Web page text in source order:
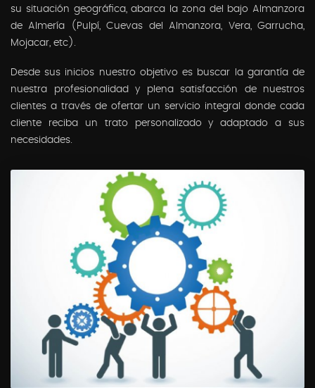
su situación geográfica, abarca la zona del bajo Almanzora
de Almería (Pulpí, Cuevas del Almanzora, Vera, Garrucha,
Mojacar, etc).
Desde sus inicios nuestro objetivo es buscar la garantía de
nuestra profesionalidad y plena satisfacción de nuestros
clientes a través de ofertar un servicio integral donde cada
cliente reciba un trato personalizado y adaptado a sus
necesidades.